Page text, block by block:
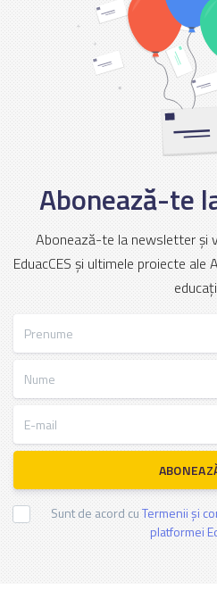
Abonează-te
Abonează-te la newsletter și
EduacCES și ultimele proiecte
Sunt de acord cuTermenii și
platformei